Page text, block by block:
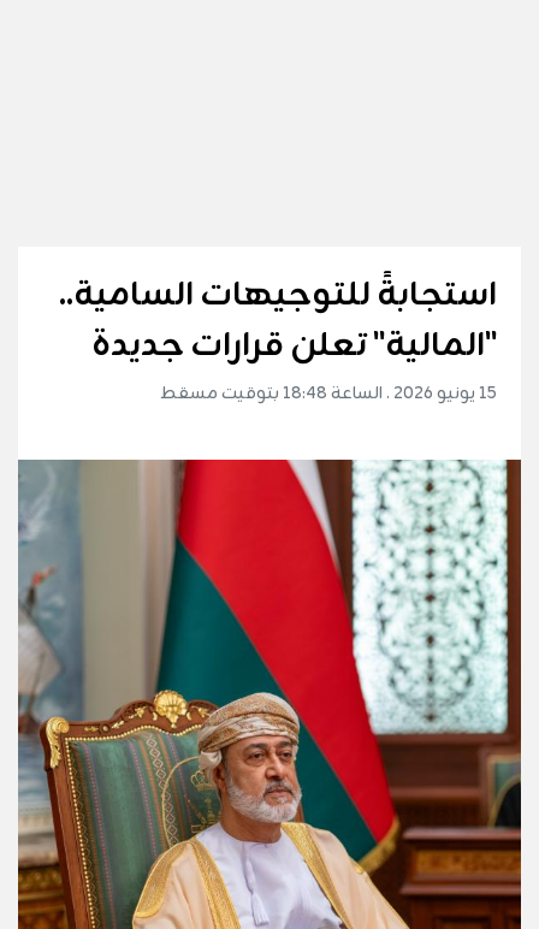
استجابةً للتوجيهات السامية..
"المالية" تعلن قرارات جديدة
15 يونيو 2026 . الساعة 18:48 بتوقيت مسقط